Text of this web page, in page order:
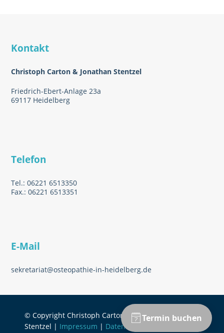
Kontakt
Christoph Carton & Jonathan Stentzel
Friedrich-Ebert-Anlage 23a
69117 Heidelberg
Telefon
Tel.: 06221 6513350
Fax.: 06221 6513351
E-Mail
sekretariat@osteopathie-in-heidelberg.de
© Copyright Christoph Carton & Jonathan
Stentzel | Impressum | Datenschutzerklärung